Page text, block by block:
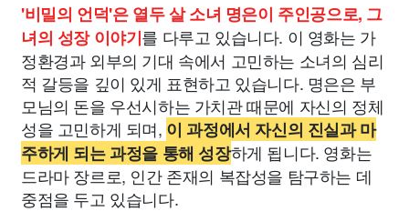
'비밀의 언덕'은 열두 살 소녀 명은이 주인공으로, 그
녀의 성장 이야기를 다루고 있습니다. 이 영화는 가
정환경과 외부의 기대 속에서 고민하는 소녀의 심리
적 갈등을 깊이 있게 표현하고 있습니다. 명은은 부
모님의 돈을 우선시하는 가치관 때문에 자신의 정체
성을 고민하게 되며, 이 과정에서 자신의 진실과 마
주하게 되는 과정을 통해 성장하게 됩니다. 영화는
드라마 장르로, 인간 존재의 복잡성을 탐구하는 데
중점을 두고 있습니다.